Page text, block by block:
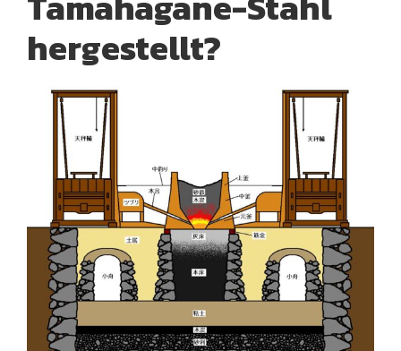
hergestellt?